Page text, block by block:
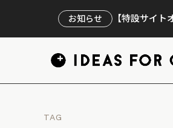
お知らせ 【特設サイ
TAG